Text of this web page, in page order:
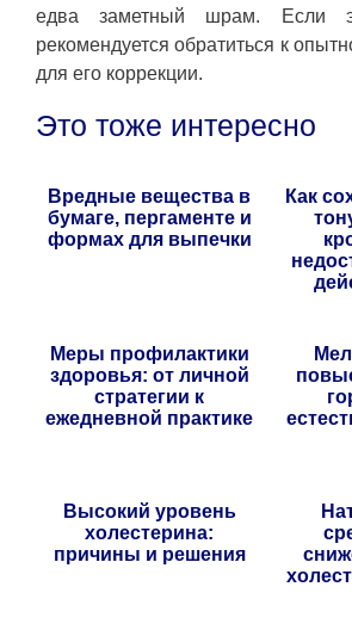
едва заметный шрам. Если
рекомендуется обратиться к
для его коррекции.
Это тоже интересно
Вредные вещества в
бумаге, пергаменте и
формах для выпечки
Как
Меры профилактики
здоровья: от личной
стратегии к
ежедневной практике
Высокий уровень
холестерина:
причины и решения